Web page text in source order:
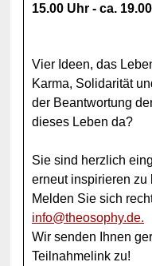
15.00 Uhr - ca.
Vier Ideen, das
Karma, Solidarität
der Beantwortung
dieses Leben da?
Sie sind herzlich
erneut inspirieren zu
Melden Sie sich
info@theosophy.de.
Wir senden Ihnen
Teilnahmelink zu!